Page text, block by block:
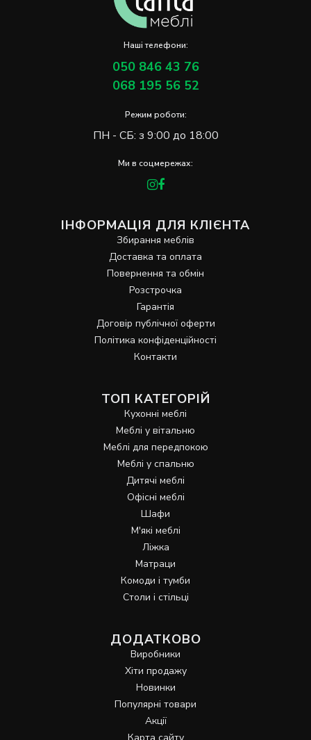
Наші телефони:
050 846 43 76
068 195 56 52
Режим роботи:
ПН - СБ: з 9:00 до 18:00
Ми в соцмережах:
ІНФОРМАЦІЯ ДЛЯ КЛІЄНТА
Збирання меблів
Доставка та оплата
Повернення та обмін
Розстрочка
Гарантія
Договір публічної оферти
Політика конфіденційності
Контакти
ТОП КАТЕГОРІЙ
Кухонні меблі
Меблі у вітальню
Меблі для передпокою
Меблі у спальню
Дитячі меблі
Офісні меблі
Шафи
М'які меблі
Ліжка
Матраци
Комоди і тумби
Столи і стільці
ДОДАТКОВО
Виробники
Хіти продажу
Новинки
Популярні товари
Акції